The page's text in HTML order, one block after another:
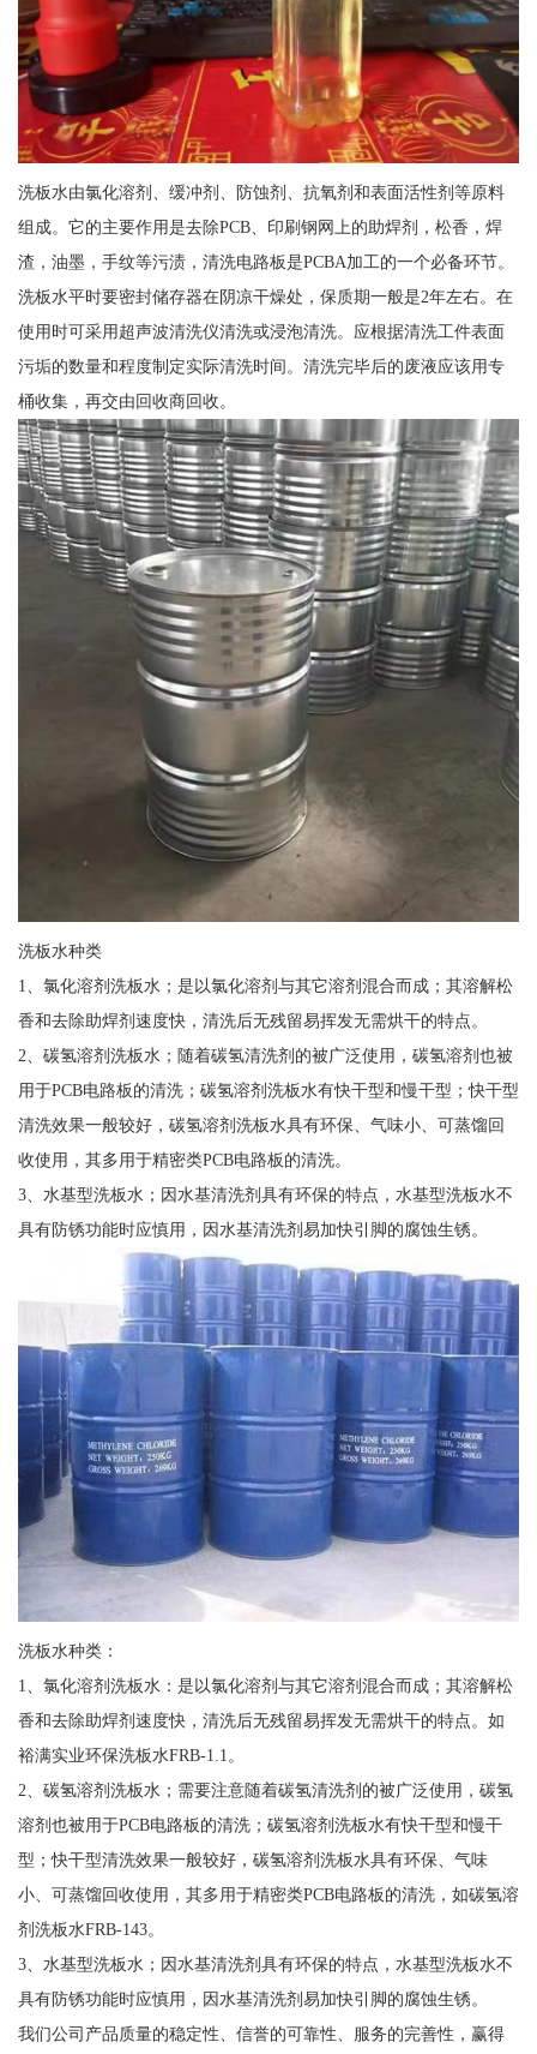
洗板水由氯化溶剂、缓冲剂、防蚀剂、抗氧剂和表面活性剂等原料
组成。它的主要作用是去除PCB、印刷钢网上的助焊剂，松香，焊
渣，油墨，手纹等污渍，清洗电路板是PCBA加工的一个必备环节。
洗板水平时要密封储存器在阴凉干燥处，保质期一般是2年左右。在
使用时可采用超声波清洗仪清洗或浸泡清洗。应根据清洗工件表面
污垢的数量和程度制定实际清洗时间。清洗完毕后的废液应该用专
桶收集，再交由回收商回收。
洗板水种类
1、氯化溶剂洗板水；是以氯化溶剂与其它溶剂混合而成；其溶解松
香和去除助焊剂速度快，清洗后无残留易挥发无需烘干的特点。
2、碳氢溶剂洗板水；随着碳氢清洗剂的被广泛使用，碳氢溶剂也被
用于PCB电路板的清洗；碳氢溶剂洗板水有快干型和慢干型；快干型
清洗效果一般较好，碳氢溶剂洗板水具有环保、气味小、可蒸馏回
收使用，其多用于精密类PCB电路板的清洗。
3、水基型洗板水；因水基清洗剂具有环保的特点，水基型洗板水不
具有防锈功能时应慎用，因水基清洗剂易加快引脚的腐蚀生锈。
洗板水种类：
1、氯化溶剂洗板水：是以氯化溶剂与其它溶剂混合而成；其溶解松
香和去除助焊剂速度快，清洗后无残留易挥发无需烘干的特点。如
裕满实业环保洗板水FRB-1.1。
2、碳氢溶剂洗板水；需要注意随着碳氢清洗剂的被广泛使用，碳氢
溶剂也被用于PCB电路板的清洗；碳氢溶剂洗板水有快干型和慢干
型；快干型清洗效果一般较好，碳氢溶剂洗板水具有环保、气味
小、可蒸馏回收使用，其多用于精密类PCB电路板的清洗，如碳氢溶
剂洗板水FRB-143。
3、水基型洗板水；因水基清洗剂具有环保的特点，水基型洗板水不
具有防锈功能时应慎用，因水基清洗剂易加快引脚的腐蚀生锈。
我们公司产品质量的稳定性、信誉的可靠性、服务的完善性，赢得